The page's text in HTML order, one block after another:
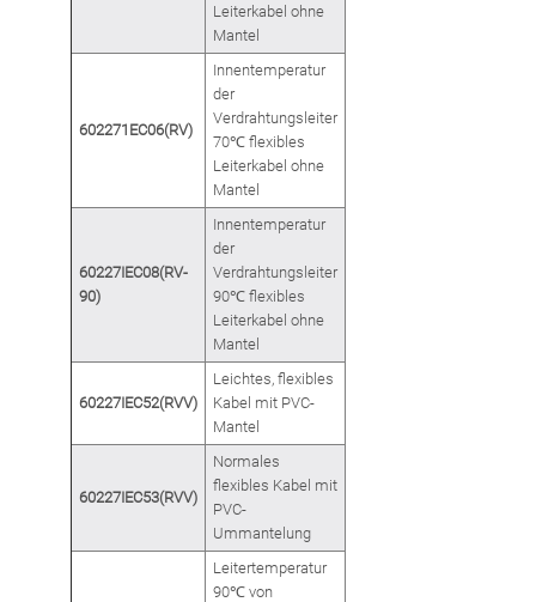
Leiterkabel ohne
Mantel
602271EC06(RV)
Innentemperatur
der
Verdrahtungsleiter
70℃ flexibles
Leiterkabel ohne
Mantel
60227IEC08(RV-
90)
Innentemperatur
der
Verdrahtungsleiter
90℃ flexibles
Leiterkabel ohne
Mantel
60227IEC52(RVV)
Leichtes, flexibles
Kabel mit PVC-
Mantel
60227IEC53(RVV)
Normales
flexibles Kabel mit
PVC-
Ummantelung
Leitertemperatur
90℃ von